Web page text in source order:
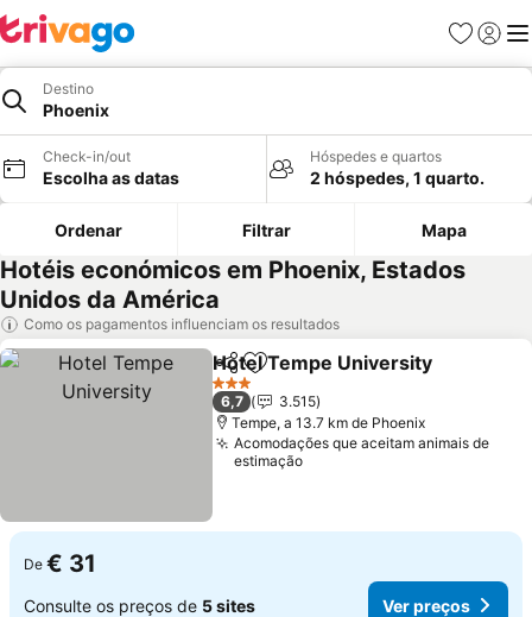
Favoritos
Iniciar
Destino
Phoenix
Check-in/out
Escolha as datas
Hóspedes e quartos
2 hóspedes, 1 quarto.
Ordenar Filtrar Mapa
Hotéis económicos em Phoenix, Estados
Unidos da América
Como os pagamentos influenciam os resultados
PartilharAdicionar aos favoritos
Hotel Tempe University
3 Estrelas
6,7
3.515
Tempe, a 13.7 km de Phoenix
Acomodações que aceitam animais de
estimação
De € 31
Consulte os preços de 5 sites Ver preços